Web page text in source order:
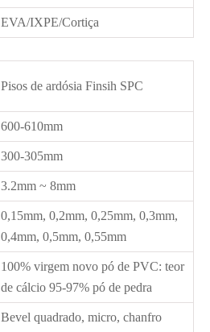
EVA/IXPE/Cortiça
Pisos de ardósia Finsih SPC
600-610mm
300-305mm
3.2mm ~ 8mm
0,15mm, 0,2mm, 0,25mm, 0,3mm,
0,4mm, 0,5mm, 0,55mm
100% virgem novo pó de PVC: teor
de cálcio 95-97% pó de pedra
Bevel quadrado, micro, chanfro